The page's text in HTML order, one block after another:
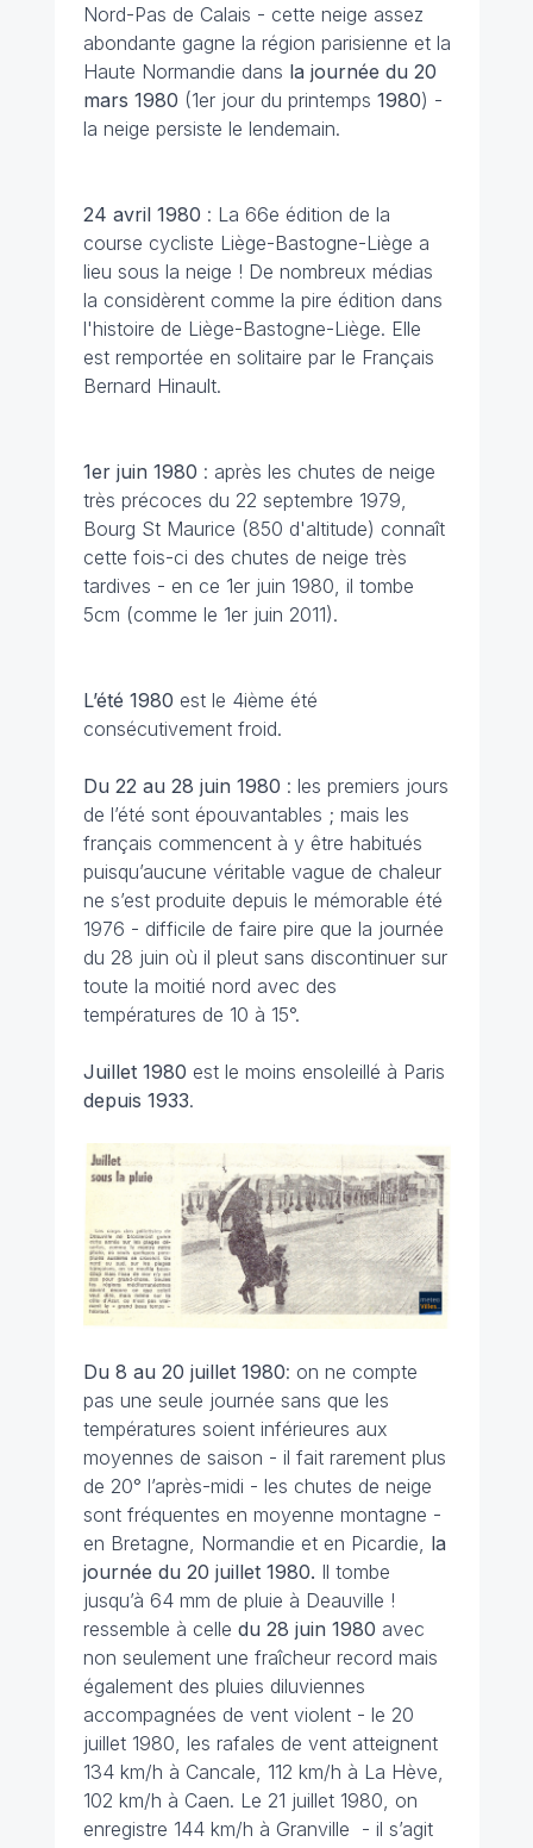
Nord-Pas de Calais - cette neige assez
abondante gagne la région parisienne et la
Haute Normandie dans la journée du 20
mars 1980 (1er jour du printemps 1980) -
la neige persiste le lendemain.
24 avril 1980 : La 66e édition de la
course cycliste Liège-Bastogne-Liège a
lieu sous la neige ! De nombreux médias
la considèrent comme la pire édition dans
l'histoire de Liège-Bastogne-Liège. Elle
est remportée en solitaire par le Français
Bernard Hinault.
1er juin 1980 : après les chutes de neige
très précoces du 22 septembre 1979,
Bourg St Maurice (850 d'altitude) connaît
cette fois-ci des chutes de neige très
tardives - en ce 1er juin 1980, il tombe
5cm (comme le 1er juin 2011).
L’été 1980 est le 4ième été
consécutivement froid.
Du 22 au 28 juin 1980 : les premiers jours
de l’été sont épouvantables ; mais les
français commencent à y être habitués
puisqu’aucune véritable vague de chaleur
ne s’est produite depuis le mémorable été
1976 - difficile de faire pire que la journée
du 28 juin où il pleut sans discontinuer sur
toute la moitié nord avec des
températures de 10 à 15°.
Juillet 1980 est le moins ensoleillé à Paris
depuis 1933.
Du 8 au 20 juillet 1980: on ne compte
pas une seule journée sans que les
températures soient inférieures aux
moyennes de saison - il fait rarement plus
de 20° l’après-midi - les chutes de neige
sont fréquentes en moyenne montagne -
en Bretagne, Normandie et en Picardie, la
journée du 20 juillet 1980. Il tombe
jusqu’à 64 mm de pluie à Deauville !
ressemble à celle du 28 juin 1980 avec
non seulement une fraîcheur record mais
également des pluies diluviennes
accompagnées de vent violent - le 20
juillet 1980, les rafales de vent atteignent
134 km/h à Cancale, 112 km/h à La Hève,
102 km/h à Caen. Le 21 juillet 1980, on
enregistre 144 km/h à Granville - il s’agit